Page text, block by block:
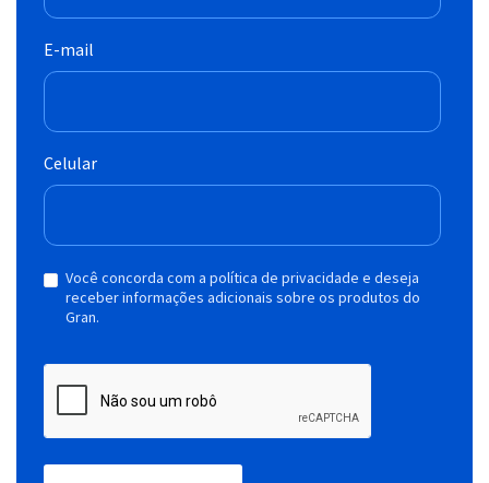
E-mail
Celular
Você concorda com a política de privacidade e deseja
receber informações adicionais sobre os produtos do
Gran.